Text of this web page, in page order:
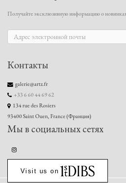
Получайте эксклюзивную информацию о
Контакты
galerie@artz.fr
+33 6 60 44 69 62
134 rue des Rosiers
93400 Saint Ouen, France (Франция)
Мы в социальных сетях
Visit us on